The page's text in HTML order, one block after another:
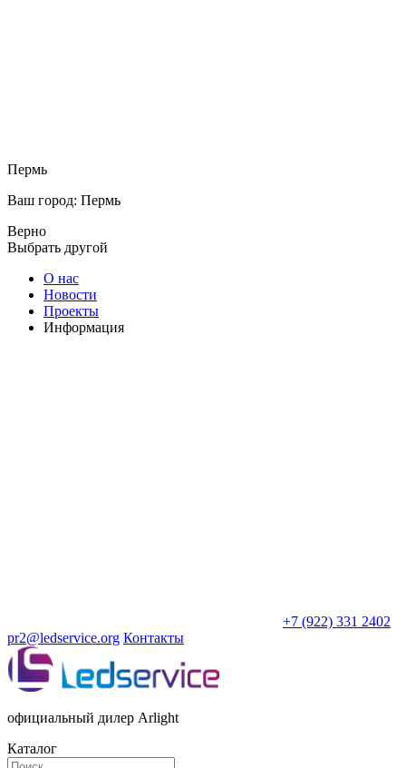
Пермь
Ваш город: Пермь
Верно
Выбрать другой
О нас
Новости
Проекты
Информация
+7 (922) 331 2402
pr2@ledservice.org Контакты
официальный дилер Arlight
Каталог